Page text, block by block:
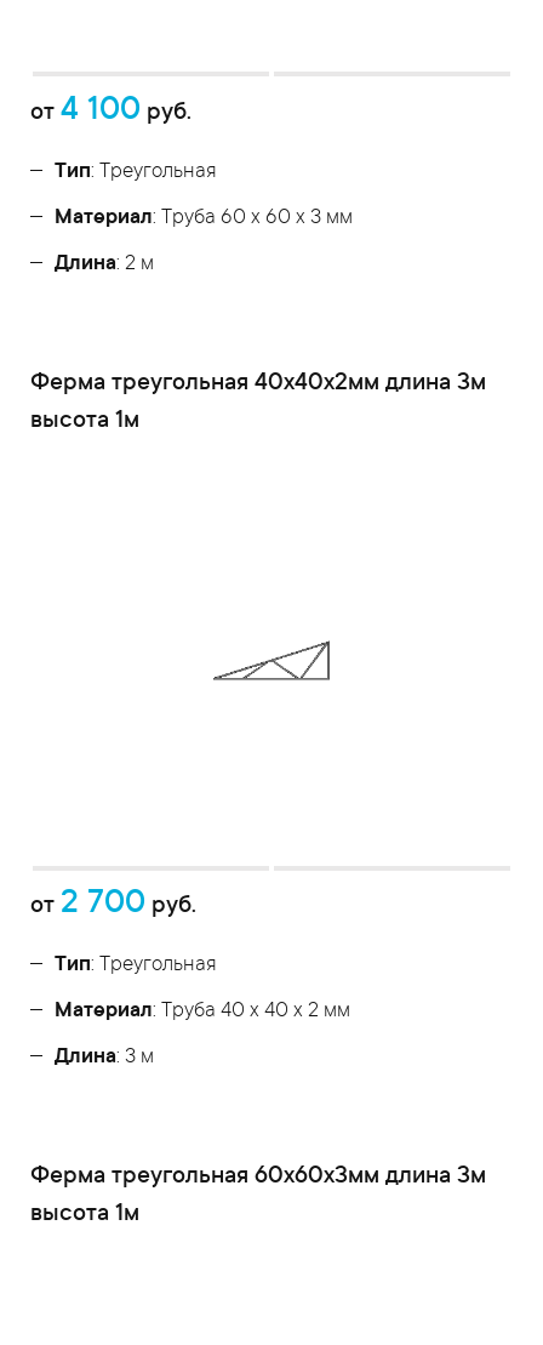
от 4 100 руб.
Тип: Треугольная
Материал: Труба 60 x 60 x 3 мм
Длина: 2 м
Ферма треугольная 40x40x2мм длина 3м
высота 1м
от 2 700 руб.
Тип: Треугольная
Материал: Труба 40 x 40 x 2 мм
Длина: 3 м
Ферма треугольная 60x60x3мм длина 3м
высота 1м